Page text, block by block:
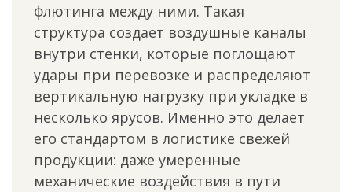
флютинга между ними. Такая
структура создает воздушные каналы
внутри стенки, которые поглощают
удары при перевозке и распределяют
вертикальную нагрузку при укладке в
несколько ярусов. Именно это делает
его стандартом в логистике свежей
продукции: даже умеренные
механические воздействия в пути